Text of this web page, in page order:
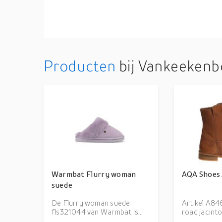
Producten bij
Warmbat Flurry woman
suede
De Flurry woman suede
fls321044 van Warmbat is
AQA
Artikel A8465 A91
road